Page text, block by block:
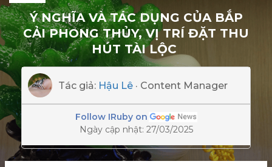
Ý NGHĨA VÀ TÁC DỤNG CỦA BẮP
CẢI PHONG THỦY, VỊ TRÍ ĐẶT THU
HÚT TÀI LỘC
Tác giả: Hậu Lê · Content Manager
Follow IRuby on
Ngày cập nhật: 27/03/2025